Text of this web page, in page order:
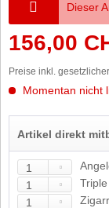
Dieser
156,00
Preise inkl.
Momentan nicht
Artikel direkt